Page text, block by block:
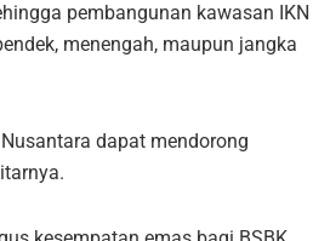
pembangunan kawasan IKN
menengah, maupun jangka
dapat mendorong